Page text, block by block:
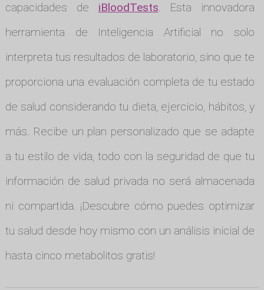
capacidades de iBloodTests. Esta innovadora
herramienta de Inteligencia Artificial no solo
interpreta tus resultados de laboratorio, sino que te
proporciona una evaluación completa de tu estado
de salud considerando tu dieta, ejercicio, hábitos, y
más. Recibe un plan personalizado que se adapte
a tu estilo de vida, todo con la seguridad de que tu
información de salud privada no será almacenada
ni compartida. ¡Descubre cómo puedes optimizar
tu salud desde hoy mismo con un análisis inicial de
hasta cinco metabolitos gratis!